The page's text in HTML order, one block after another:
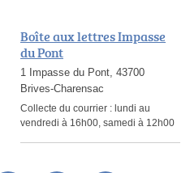
Boîte aux lettres Impasse
du Pont
1 Impasse du Pont, 43700
Brives-Charensac
Collecte du courrier : lundi au
vendredi à 16h00, samedi à 12h00